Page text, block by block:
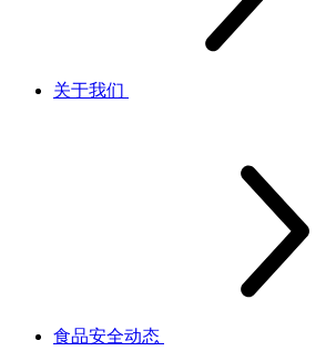
关于我们
食品安全动态